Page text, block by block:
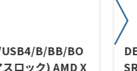
B/BB/BO
ロック) AMD X